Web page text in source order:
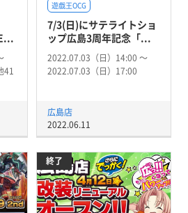
41
遊戯王OCG
7/3(日)にサテライトショ
ップ広島3周年記念「...
2022.07.03（日）14:00 〜
2022.07.03（日）17:00
広島店
2022.06.11
終了